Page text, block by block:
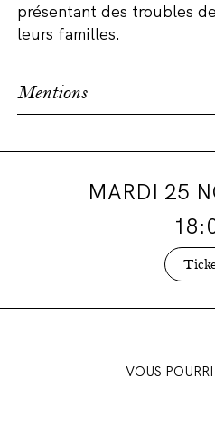
présentant des troubles
leurs familles.
Mentions
des Lettres et des Beaux-
Fédération Wallonie-
pluridisciplinaire de diffusion
formation à l’esprit critique.
sont gratuits et actuellement
MARDI 25
VOUS